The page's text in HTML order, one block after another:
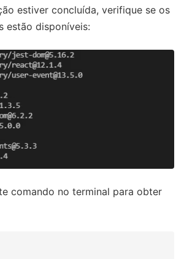
estiver concluída, verifique se os
estão disponíveis:
comando no terminal para obter